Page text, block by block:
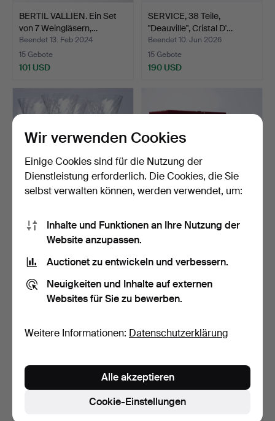
BERTIL VALLIEN. Ein Set
von 7 Weingläsern,…
Beendet 13. Feb 2024
15 Gebote
101 USD
SERVICE, 38 Teile,
"Deauville", Cristal D'…
Beendet 10. Jun 2026
15 Gebote
190 USD
GUNNAR CYRÉN.
Sektstrohhalme, 6 Stück,
Beendet 17. Aug 2025
15 Gebote
ERIKA LAGERBIELKE.
Highball, 7 Stück, „Int…
15 Gebote
Wir verwenden Cookies
Einige Cookies sind für die Nutzung der
Dienstleistung erforderlich. Die Cookies, die Sie
selbst verwalten können, werden verwendet, um:
Inhalte und Funktionen an Ihre Nutzung der
Website anzupassen.
Auctionet zu entwickeln und verbessern.
Neuigkeiten und Inhalte auf externen
Websites für Sie zu bewerben.
Weitere Informationen: Datenschutzerklärung
Cookie-Einstellungen
Alle akzeptieren